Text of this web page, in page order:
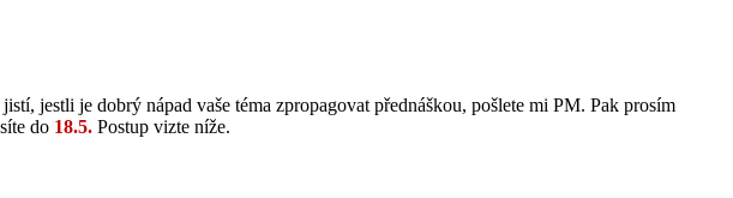
jestli je dobrý nápad vaše téma zpropagovat přednáškou, pošlete mi PM. Pak prosím
do 18.5. Postup vizte níže.